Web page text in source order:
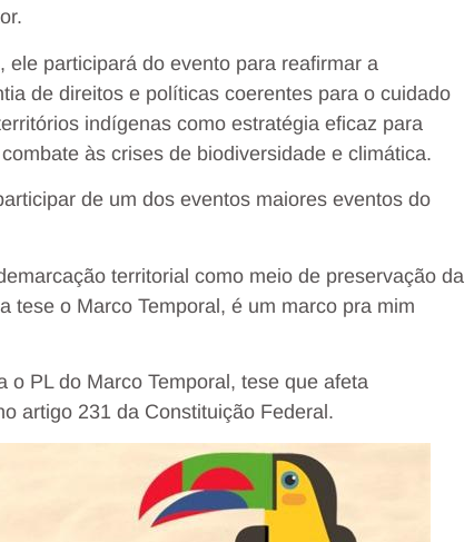
participará do evento para reafirmar a
de direitos e políticas coerentes para o cuidado
indígenas como estratégia eficaz para
às crises de biodiversidade e climática.
de um dos eventos maiores eventos do
territorial como meio de preservação da
tese o Marco Temporal, é um marco pra mim
PL do Marco Temporal, tese que afeta
artigo 231 da Constituição Federal.